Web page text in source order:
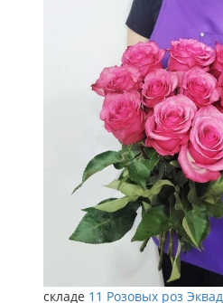
складе 11 Розовых роз